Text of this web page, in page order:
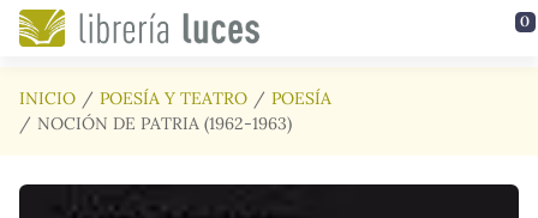
Saltar al contenido principal 0
INICIO POESÍA Y TEATRO
POESÍA
NOCIÓN DE PATRIA (1962-1963)